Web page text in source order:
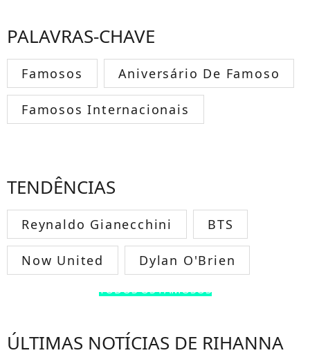
PALAVRAS-CHAVE
Famosos Aniversário De Famoso
Famosos Internacionais
TENDÊNCIAS
Reynaldo Gianecchini BTS
Now United Dylan O'Brien
TODOS OS FAMOSOS
ÚLTIMAS NOTÍCIAS DE RIHANNA